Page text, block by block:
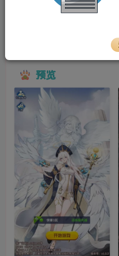
版】最新整理Linux手工服务
预览